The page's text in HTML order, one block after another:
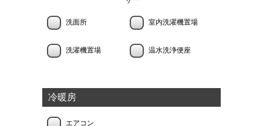
洗面所 室内洗濯機置場
洗濯機置場 温水洗浄便座
冷暖房
エアコン